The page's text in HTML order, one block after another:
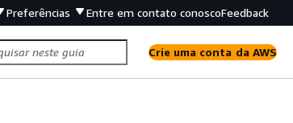
Preferências Entre em contato conoscoFeedback
Crie uma conta da AWS